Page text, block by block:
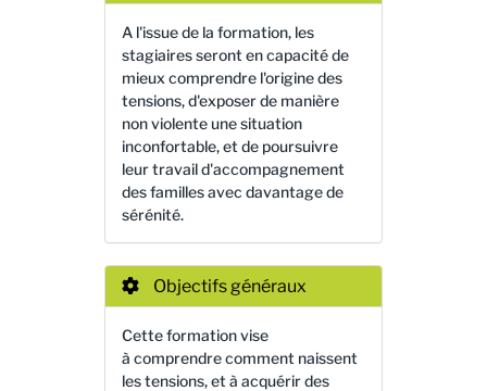
A l'issue de la formation, les
stagiaires seront en capacité de
mieux comprendre l'origine des
tensions, d'exposer de manière
non violente une situation
inconfortable, et de poursuivre
leur travail d'accompagnement
des familles avec davantage de
sérénité.
Objectifs généraux
Cette formation vise
à comprendre comment naissent
les tensions, et à acquérir des